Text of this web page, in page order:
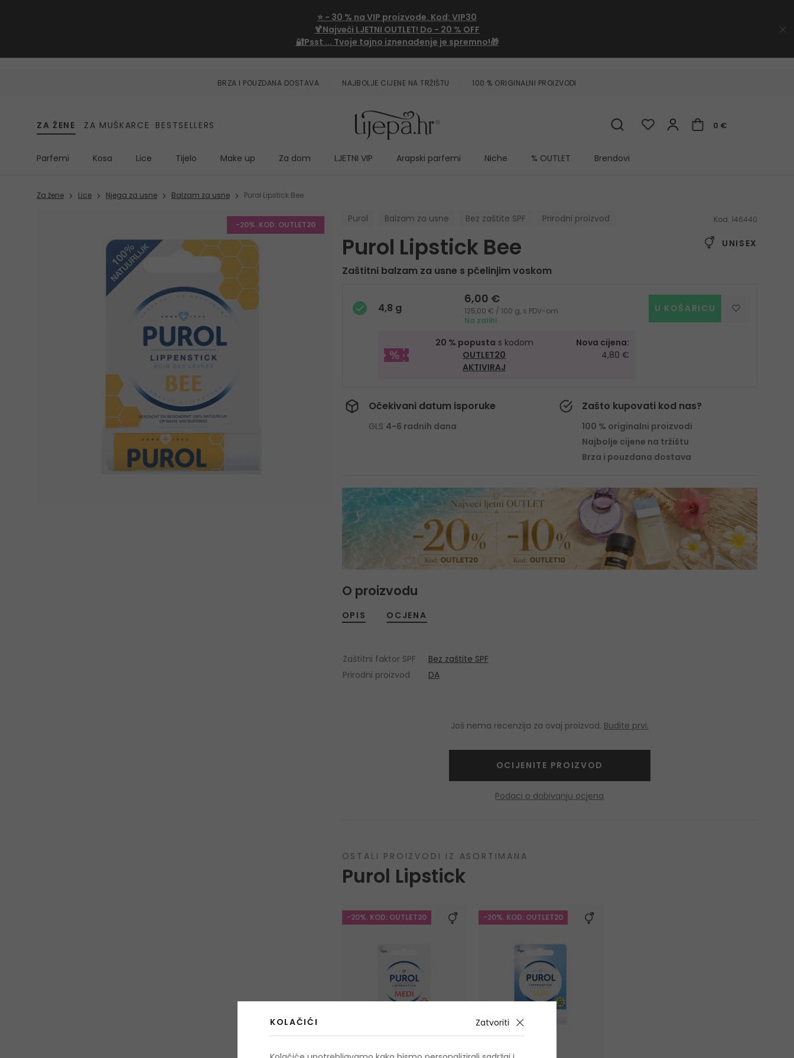
⭐ - 30 % na VIP proizvode. Kod: VIP30
🍹Najveći LJETNI OUTLET! Do - 20 % OFF
🔐Psst ... Tvoje tajno iznenađenje je spremno!🎁
BRZA I POUZDANA DOSTAVA NAJBOLJE CIJENE NA TRŽIŠTU 100 % ORIGINALNI PROIZVODI
ZA ŽENE ZA MUŠKARCE BESTSELLERS 0 €
Parfemi Kosa Lice Tijelo Make up Za dom LJETNI VIP Arapski parfemi Niche % OUTLET Brendovi
Za žene Lice Njega za usne Balzam za usne Purol Lipstick Bee
-20%. KOD: OUTLET20
Purol Balzam za usne Bez zaštite SPF Prirodni proizvod Kod: 146440
Purol Lipstick Bee UNISEX
Zaštitni balzam za usne s pčelinjim voskom
4,8 g
6,00 €
125,00 € / 100 g, s PDV-om
Na zalihi
U KOŠARICU
20 % popusta s kodom
OUTLET20
AKTIVIRAJ
Nova cijena:
4,80 €
Očekivani datum isporuke
GLS 4-6 radnih dana
Zašto kupovati kod nas?
100 % originalni proizvodi
Najbolje cijene na tržištu
Brza i pouzdana dostava
O proizvodu
OPIS
Zaštitni faktor SPF
Bez zaštite SPF
Prirodni proizvod
DA
OCJENA
Još nema recenzija za ovaj proizvod. Budite prvi.
OCIJENITE PROIZVOD
Podaci o dobivanju ocjena
OSTALI PROIZVODI IZ ASORTIMANA
Purol Lipstick
-20%. KOD: OUTLET20 -20%. KOD: OUTLET20
KOLAČIĆI Zatvoriti